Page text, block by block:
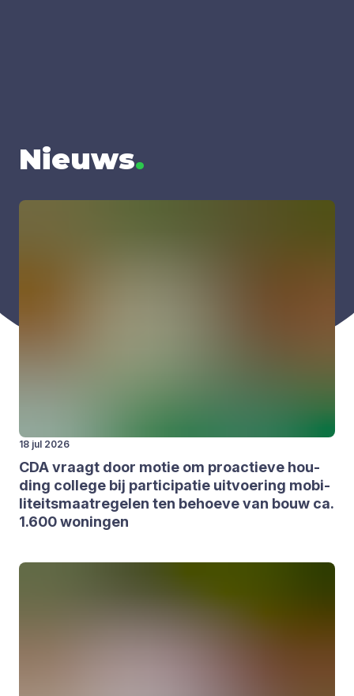
Nieuws.
18 jul 2026
CDAvraagt door motie om pro­ac­tie­ve hou­
ding col­le­ge bij par­ti­ci­pa­tie uit­voe­ring mobi­
li­teits­maat­re­ge­len ten behoe­ve van bouw ca.
1.600wonin­gen